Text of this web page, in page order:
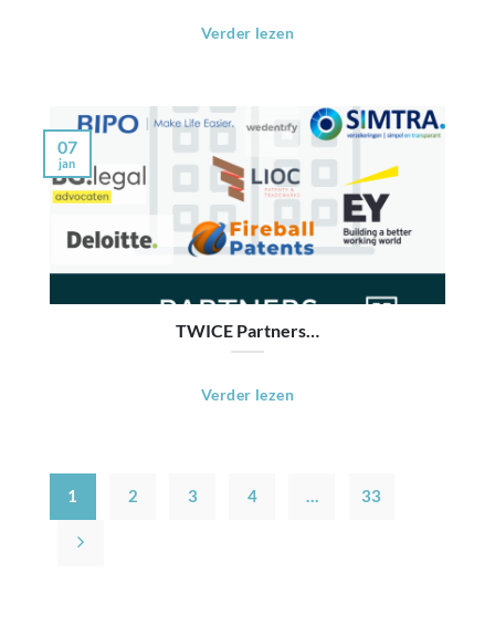
Verder lezen
TWICE Partners…
Verder lezen
07
jan
1 2 3 4 … 33